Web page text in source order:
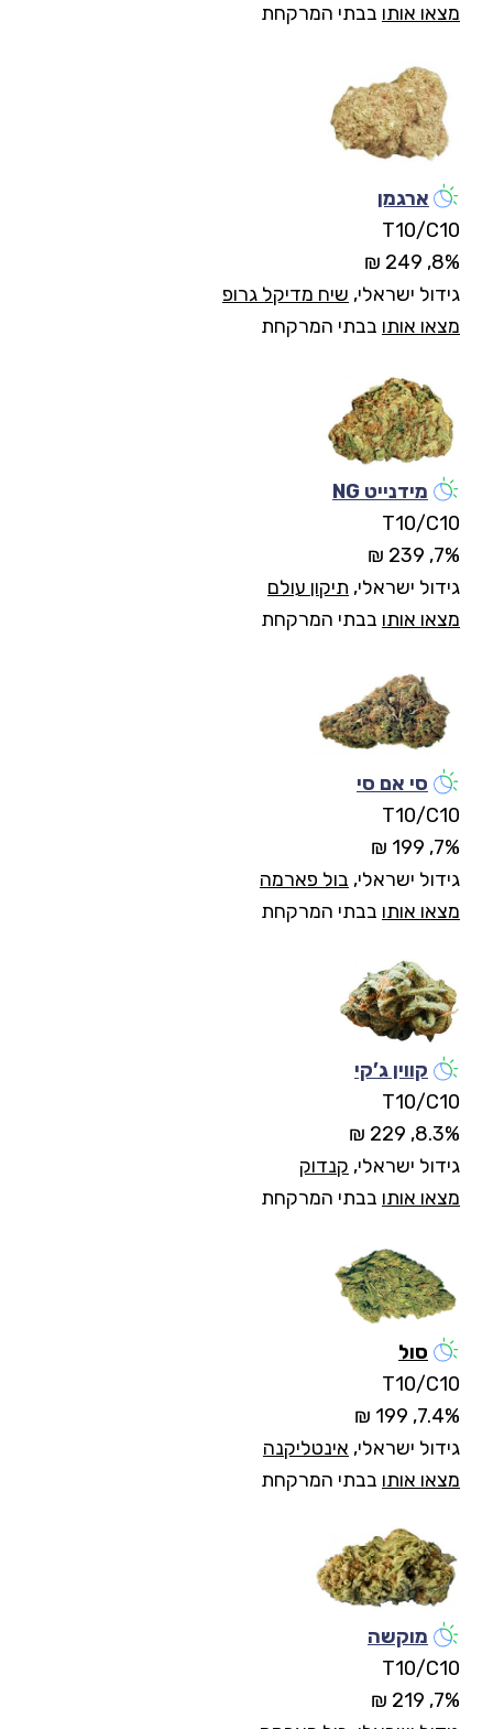
מצאו אותו בבתי המרקחת
ארגמן
T10/C10
8%, 249 ₪
גידול ישראלי, שיח מדיקל גרופ
מצאו אותו בבתי המרקחת
מידנייט NG
T10/C10
7%, 239 ₪
גידול ישראלי, תיקון עולם
מצאו אותו בבתי המרקחת
סי אם סי
T10/C10
7%, 199 ₪
גידול ישראלי, בול פארמה
מצאו אותו בבתי המרקחת
קווין ג’קי
T10/C10
8.3%, 229 ₪
גידול ישראלי, קנדוק
מצאו אותו בבתי המרקחת
סול
T10/C10
7.4%, 199 ₪
גידול ישראלי, אינטליקנה
מצאו אותו בבתי המרקחת
מוקשה
T10/C10
7%, 219 ₪